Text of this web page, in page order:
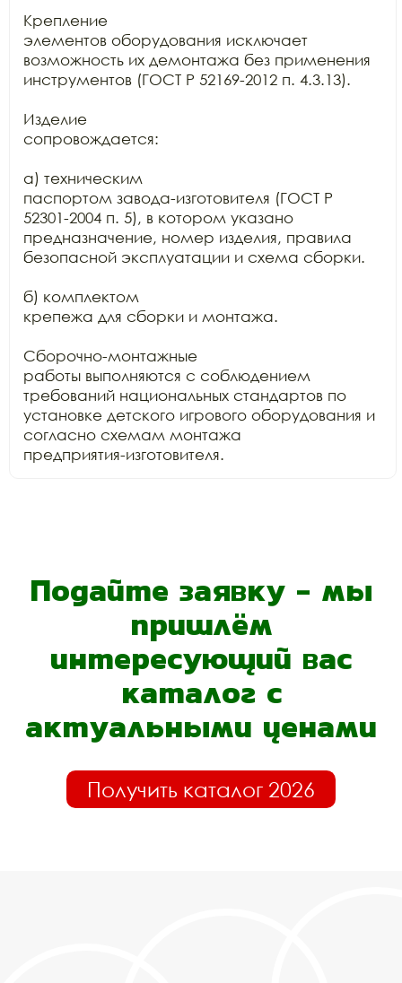
Крепление
элементов оборудования исключает
возможность их демонтажа без применения
инструментов (ГОСТ Р 52169-2012 п. 4.3.13).
Изделие
сопровождается:
а) техническим
паспортом завода-изготовителя (ГОСТ Р
52301-2004 п. 5), в котором указано
предназначение, номер изделия, правила
безопасной эксплуатации и схема сборки.
б) комплектом
крепежа для сборки и монтажа.
Сборочно-монтажные
работы выполняются с соблюдением
требований национальных стандартов по
установке детского игрового оборудования и
согласно схемам монтажа
предприятия-изготовителя.
Подайте заявку - мы
пришлём
интересующий вас
каталог с
актуальными ценами
Получить каталог 2026